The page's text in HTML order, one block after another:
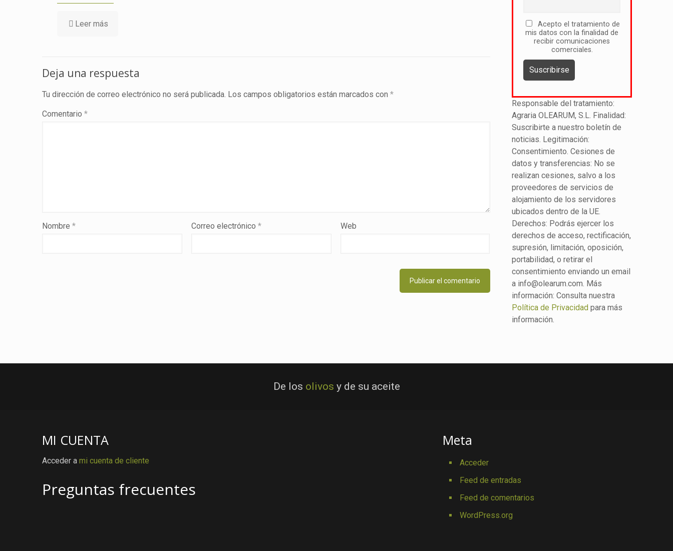
Leer más
Deja una respuesta
Tu dirección de correo electrónico no será publicada. Los campos obligatorios están marcados con *
Comentario *
Nombre * Correo electrónico* Web
Acepto el tratamiento de
mis datos con la finalidad de
recibir comunicaciones
comerciales.
Responsable del tratamiento:
Agraria OLEARUM, S.L. Finalidad:
Suscribirte a nuestro boletín de
noticias. Legitimación:
Consentimiento. Cesiones de
datos y transferencias: No se
realizan cesiones, salvo a los
proveedores de servicios de
alojamiento de los servidores
ubicados dentro de la UE.
Derechos: Podrás ejercer los
derechos de acceso, rectificación,
supresión, limitación, oposición,
portabilidad, o retirar el
consentimiento enviando un email
a info@olearum.com. Más
información: Consulta nuestra
Política de Privacidad para más
información.
De los olivos y de su aceite
MI CUENTA
Acceder a mi cuenta de cliente
Preguntas frecuentes
Meta
Acceder
Feed de entradas
Feed de comentarios
WordPress.org